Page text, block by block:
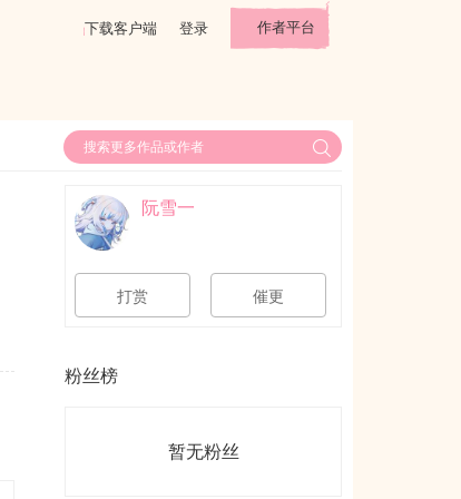
下载客户端 登录 作者平台
阮雪一
打赏 催更
粉丝榜
暂无粉丝